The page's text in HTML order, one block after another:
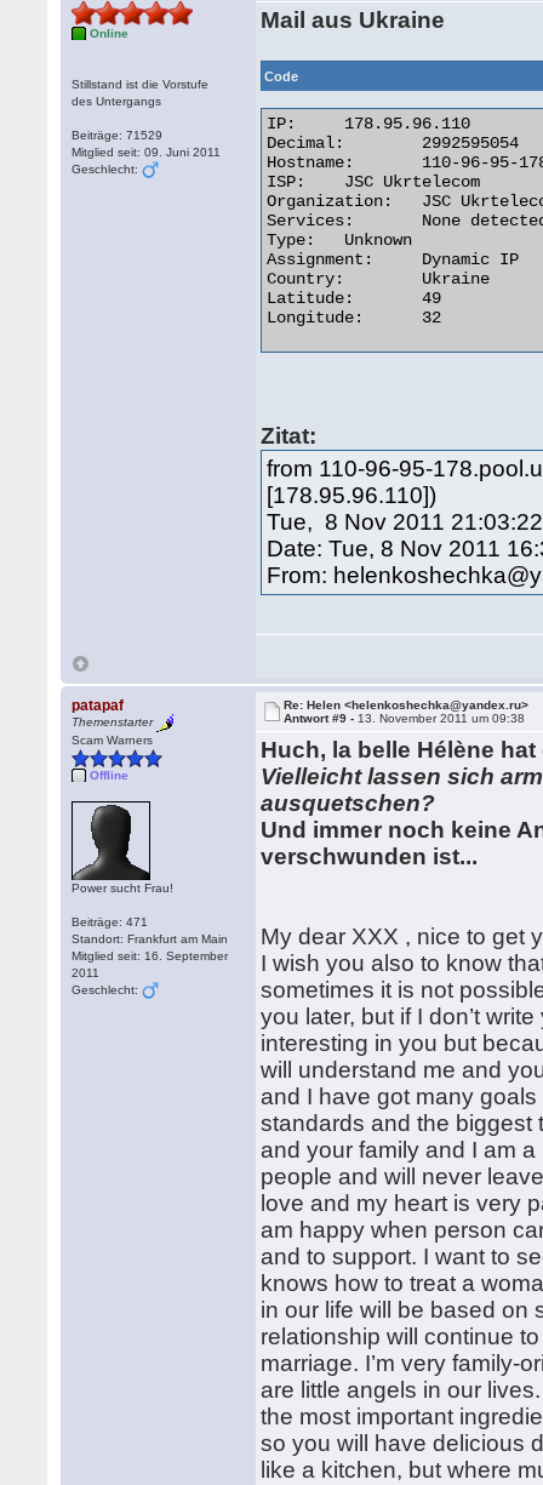
Online
Stillstand ist die Vorstufe
des Untergangs
Beiträge: 71529
Mitglied seit: 09. Juni 2011
Geschlecht:
Mail aus Ukraine
Code
IP:	178.95.96.110
Decimal:	2992595054
Hostname:	110-96-95-178.pool.ukrtel.net
ISP:	JSC Ukrtelecom
Organization:	JSC Ukrtelecom
Services:	None detected
Type:	Unknown
Assignment:	Dynamic IP
Country:	Ukraine
Latitude:	49
Longitude:	32
Zitat:
from 110-96-95-
[178.95.96.110])
Tue, 8 Nov 2011
Date: Tue, 8 Nov 2011
From:
patapaf
Themenstarter
Scam Warners
Offline
Power sucht Frau!
Beiträge: 471
Standort: Frankfurt am Main
Mitglied seit: 16. September
2011
Geschlecht:
Re: Helen <helenkoshechka@yandex.ru>
Antwort #9 - 13. November 2011 um 09:38
Huch, la belle Hélène
Vielleicht lassen sich
ausquetschen?
Und immer noch keine
verschwunden ist...
My dear XXX , nice to get
I wish you also to know
sometimes it is not
you later, but if I don’t
interesting in you but
will understand me and
and I have got many
standards and the biggest
and your family and I am
people and will never
love and my heart is very
am happy when person
and to support. I want to
knows how to treat a
in our life will be based on
relationship will continue
marriage. I’m very family-
are little angels in our
the most important
so you will have delicious
like a kitchen, but where